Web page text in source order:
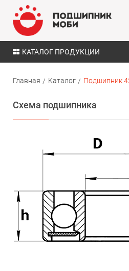
КАТАЛОГ ПРОДУКЦИИ
Главная Каталог Подшипник
Схема подшипника